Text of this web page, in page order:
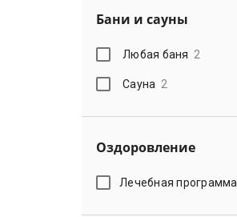
Бани и сауны
Любая баня 2
Сауна 2
Оздоровление
Лечебная программа